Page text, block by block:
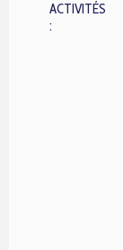
ACTIVITÉS
: